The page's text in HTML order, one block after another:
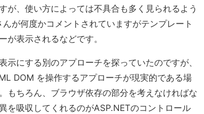
が、使い方によっては不具合も多く見られるよう
が何度かコメントされていますがテンプレート
が表示されるなどです。
示にする別のアプローチを探っていたのですが、
DOM を操作するアプローチが現実的である場
もちろん、ブラウザ依存の部分を考えなければな
を吸収してくれるのがASP.NETのコントロール